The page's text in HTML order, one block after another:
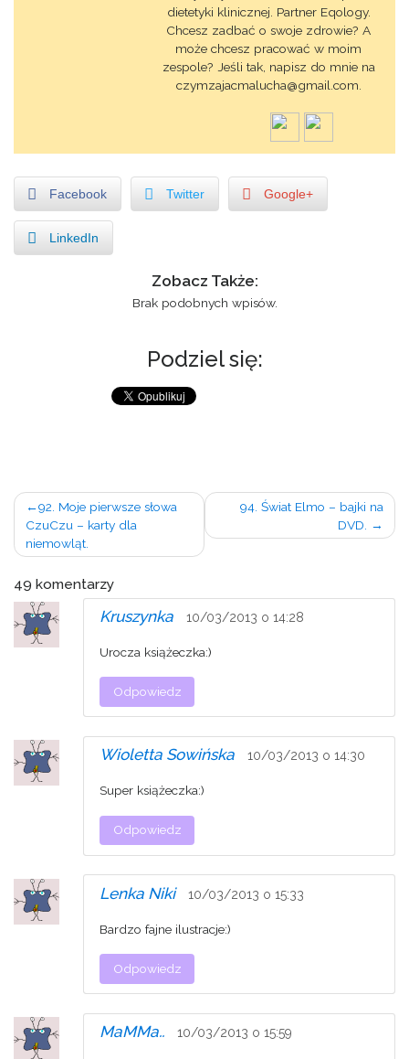
dietetyki klinicznej. Partner Eqology.
Chcesz zadbać o swoje zdrowie? A
może chcesz pracować w moim
zespole? Jeśli tak, napisz do mnie na
czymzajacmalucha@gmail.com.
Facebook Twitter Google+
LinkedIn
Zobacz Także:
Brak podobnych wpisów.
Podziel się:
Nawigacja
wpisu
92. Moje pierwsze słowa
CzuCzu – karty dla
niemowląt.
94. Świat Elmo – bajki na
DVD.
49 komentarzy
Kruszynka 10/03/2013 o 14:28
Urocza książeczka:)
Odpowiedz
Wioletta Sowińska 10/03/2013 o 14:30
Super książeczka:)
Odpowiedz
Lenka Niki 10/03/2013 o 15:33
Bardzo fajne ilustracje:)
Odpowiedz
MaMMa.. 10/03/2013 o 15:59